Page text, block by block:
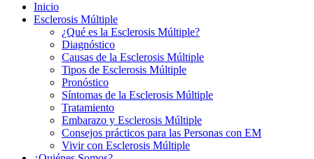
Inicio
Esclerosis Múltiple
¿Qué es la Esclerosis Múltiple?
Diagnóstico
Causas de la Esclerosis Múltiple
Tipos de Esclerosis Múltiple
Pronóstico
Síntomas de la Esclerosis Múltiple
Tratamiento
Embarazo y Esclerosis Múltiple
Consejos prácticos para las Personas con EM
Vivir con Esclerosis Múltiple